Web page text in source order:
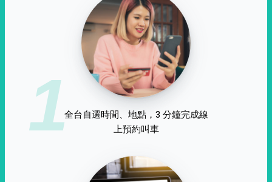
1全台自選時間、地點，3 分鐘完成線
上預約叫車